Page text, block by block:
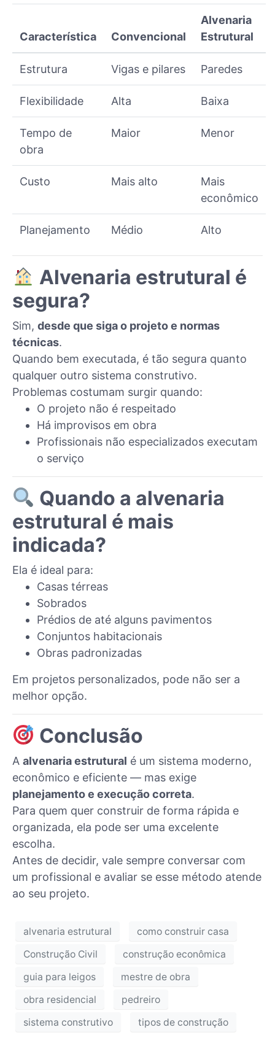
Característica Convencional
Alvenaria
Estrutural
Estrutura Vigas e pilares Paredes
Flexibilidade Alta Baixa
Tempo de
obra
Maior Menor
Custo Mais alto
Mais
econômico
Planejamento Médio Alto
Alvenaria estrutural é
segura?
Sim, desde que siga o projeto e normas
técnicas.
Quando bem executada, é tão segura quanto
qualquer outro sistema construtivo.
Problemas costumam surgir quando:
O projeto não é respeitado
Há improvisos em obra
Profissionais não especializados executam
o serviço
Quando a alvenaria
estrutural é mais
indicada?
Ela é ideal para:
Casas térreas
Sobrados
Prédios de até alguns pavimentos
Conjuntos habitacionais
Obras padronizadas
Em projetos personalizados, pode não ser a
melhor opção.
Conclusão
A alvenaria estrutural é um sistema moderno,
econômico e eficiente — mas exige
planejamento e execução correta.
Para quem quer construir de forma rápida e
organizada, ela pode ser uma excelente
escolha.
Antes de decidir, vale sempre conversar com
um profissional e avaliar se esse método atende
ao seu projeto.
alvenaria estrutural
como construir casa
Construção Civil
construção econômica
guia para leigos
mestre de obra
obra residencial
pedreiro
sistema construtivo
tipos de construção